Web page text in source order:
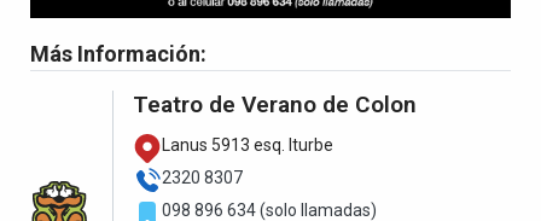
Más Información:
Teatro de Verano de Colon
Lanus 5913 esq. Iturbe
2320 8307
098 896 634 (solo llamadas)